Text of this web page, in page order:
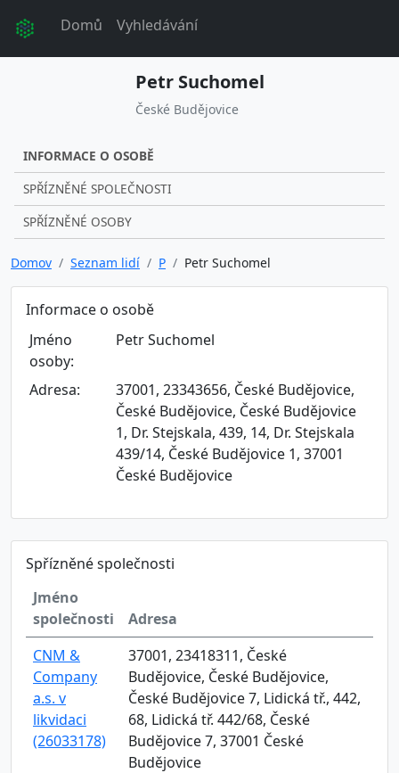
Domů Vyhledávání
Petr Suchomel
České Budějovice
INFORMACE O OSOBĚ
SPŘÍZNĚNÉ SPOLEČNOSTI
SPŘÍZNĚNÉ OSOBY
Domov Seznam lidí P Petr Suchomel
Informace o osobě
Jméno
osoby:
Petr Suchomel
Adresa:
37001, 23343656, České Budějovice,
České Budějovice, České Budějovice
1, Dr. Stejskala, 439, 14, Dr. Stejskala
439/14, České Budějovice 1, 37001
České Budějovice
Spřízněné společnosti
Jméno
společnosti
Adresa
CNM &
Company
a.s. v
likvidaci
(26033178)
37001, 23418311, České
Budějovice, České Budějovice,
České Budějovice 7, Lidická tř., 442,
68, Lidická tř. 442/68, České
Budějovice 7, 37001 České
Budějovice